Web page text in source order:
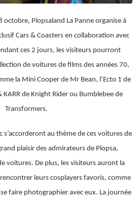
octobre, Plopsaland La Panne organise à
Cars & Coasters en collaboration avec
ces 2 jours, les visiteurs pourront
de voitures de films des années 70,
la Mini Cooper de Mr Bean, l’Ecto 1 de
KARR de Knight Rider ou Bumblebee de
Transformers.
au thème de ces voitures de
plaisir des admirateurs de Plopsa,
voitures. De plus, les visiteurs auront la
leurs cosplayers favoris, comme
faire photographier avec eux. La journée